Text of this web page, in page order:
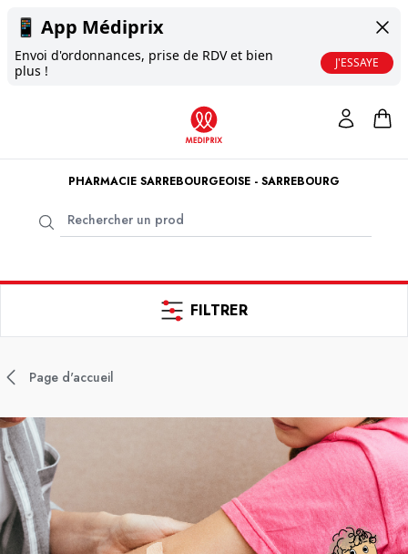
📱 App Médiprix
Envoi d'ordonnances, prise de RDV et bien
plus !
J'ESSAYE
PHARMACIE SARREBOURGEOISE - SARREBOURG
FILTRER
Page d'accueil